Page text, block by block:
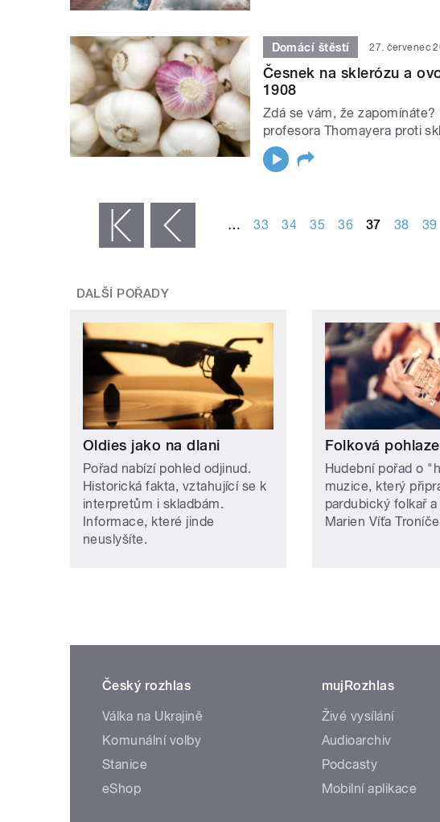
Domácí štěstí 27. červenec
Česnek na sklerózu a
1908
Zdá se vám, že
profesora Thomayera proti
‹ předchozí … 33 34 35 36 37 38 39
DALŠÍ POŘADY
Oldies jako na dlani
Pořad nabízí pohled odjinud.
Historická fakta, vztahující se k
interpretům i skladbám.
Informace, které jinde
neuslyšíte.
Folková
Hudební pořad o
muzice, který
pardubický folkař
Marien Víťa
Český rozhlas
Válka na Ukrajině
Komunální volby
Stanice
eShop
mujRozhlas
Živé vysílání
Audioarchiv
Podcasty
Mobilní aplikace